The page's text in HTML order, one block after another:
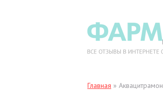
Главная » Аквацитрамон